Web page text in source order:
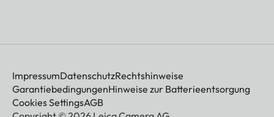
ImpressumDatenschutzRechtshinweise
GarantiebedingungenHinweise zur Batterieentsorgung
Cookies SettingsAGB